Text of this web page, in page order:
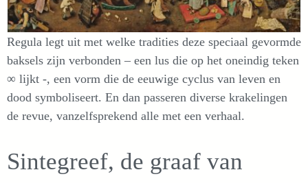
Regula legt uit met welke tradities deze speciaal gevormde
baksels zijn verbonden – een lus die op het oneindig teken
∞ lijkt -, een vorm die de eeuwige cyclus van leven en
dood symboliseert. En dan passeren diverse krakelingen
de revue, vanzelfsprekend alle met een verhaal.
Sintegreef, de graaf van